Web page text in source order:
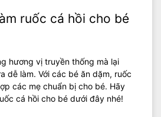
ruốc cá hồi cho bé
hương vị truyền thống mà lại
dễ làm. Với các bé ăn dặm, ruốc
các mẹ chuẩn bị cho bé. Hãy
cá hồi cho bé dưới đây nhé!